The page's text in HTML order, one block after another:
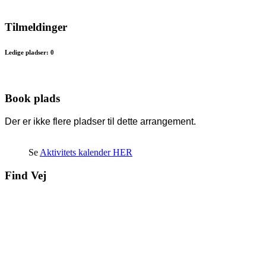
Tilmeldinger
Ledige pladser: 0
Book plads
Der er ikke flere pladser til dette arrangement.
Se Aktivitets kalender HER
Find Vej